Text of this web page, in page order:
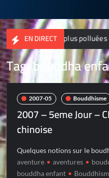
EN DIRECT
10 villes les plus polluées de
Tag:bouddha
2007-05 Bouddhisme
2007 – 5eme Jour –
chinoise
Quelques notions sur le
aventure
aventures
bouddha enfant